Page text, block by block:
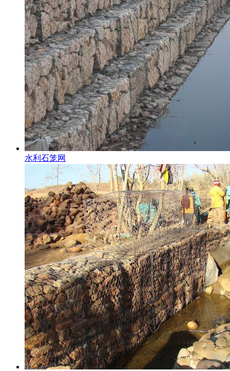
水利石笼网